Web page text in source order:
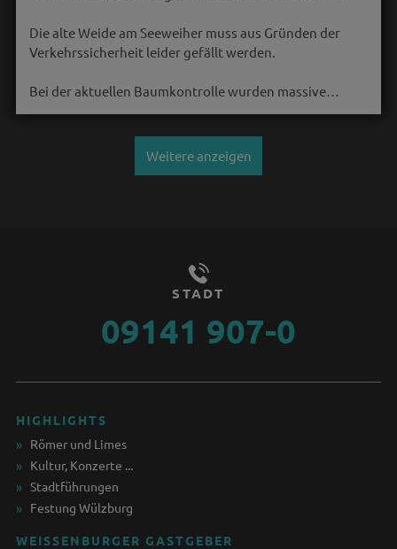
Die alte Weide am Seeweiher muss aus Gründen der
Verkehrssicherheit leider gefällt werden.
Bei der aktuellen Baumkontrolle wurden massive…
Weitere anzeigen
STADT
09141 907-0
HIGHLIGHTS
Römer und Limes
Kultur, Konzerte ...
Stadtführungen
Festung Wülzburg
WEISSENBURGER GASTGEBER